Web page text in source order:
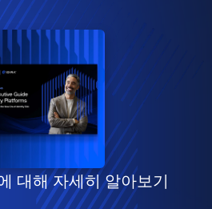
대해 자세히 알아보기